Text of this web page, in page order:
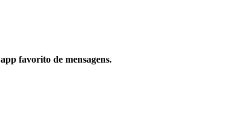
favorito de mensagens.